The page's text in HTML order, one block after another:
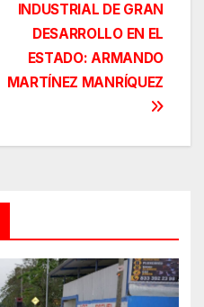
INDUSTRIAL DE GRAN
DESARROLLO EN EL
ESTADO: ARMANDO
MARTÍNEZ MANRÍQUEZ